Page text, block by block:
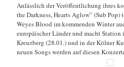
Anlässlich der Veröffentlichung ihres
the Darkness, Hearts Aglow” (Sub
Weyes Blood im kommenden Winter
europäischer Länder und macht Station
Kreuzberg (28.01.) und in der Kölner
neuen Songs werden auf diesen